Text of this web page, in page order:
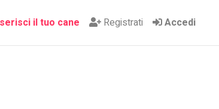
il tuo cane Registrati Accedi